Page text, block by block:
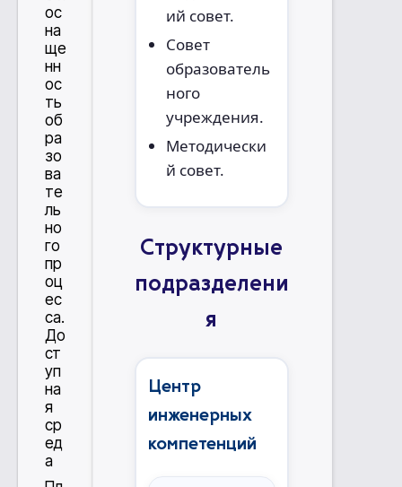
ос
на
ще
нн
ос
ть
об
ра
зо
ва
те
ль
но
го
пр
оц
ес
са.
До
ст
уп
на
я
ср
ед
а
ий совет.
Совет
образователь
ного
учреждения.
Методически
й совет.
Структурные
подразделени
я
Центр
инженерных
компетенций